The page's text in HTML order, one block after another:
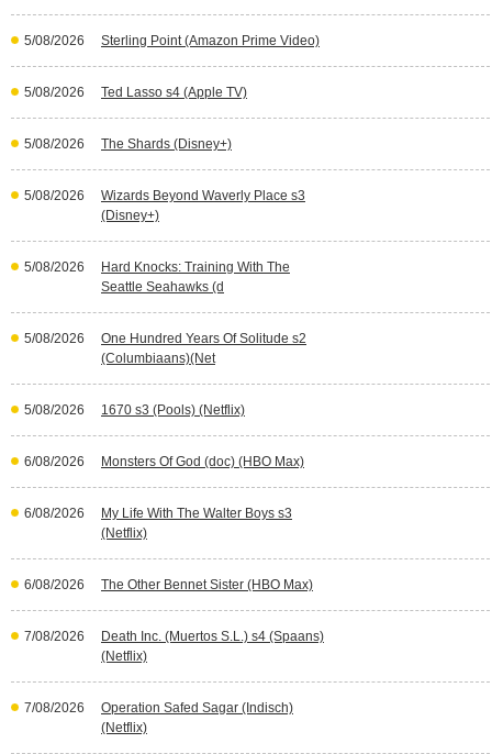
5/08/2026 Sterling Point (Amazon Prime Video)
5/08/2026 Ted Lasso s4 (Apple TV)
5/08/2026 The Shards (Disney+)
5/08/2026
Wizards Beyond Waverly Place s3
(Disney+)
5/08/2026
Hard Knocks: Training With The
Seattle Seahawks (d
5/08/2026
One Hundred Years Of Solitude s2
(Columbiaans)(Net
5/08/2026 1670 s3 (Pools) (Netflix)
6/08/2026 Monsters Of God (doc) (HBO Max)
6/08/2026
My Life With The Walter Boys s3
(Netflix)
6/08/2026 The Other Bennet Sister (HBO Max)
7/08/2026
Death Inc. (Muertos S.L.) s4 (Spaans)
(Netflix)
7/08/2026
Operation Safed Sagar (Indisch)
(Netflix)